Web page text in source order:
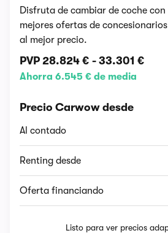
Disfruta de cambiar de coche
mejores ofertas de
al mejor precio.
PVP 28.824 € - 33.301 €
Ahorra 6.545 € de media
Precio Carwow desde
Al contado
Renting desde
Oferta financiando
Listo para ver precios